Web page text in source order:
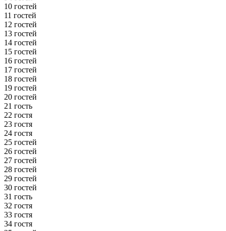
10 гостей
11 гостей
12 гостей
13 гостей
14 гостей
15 гостей
16 гостей
17 гостей
18 гостей
19 гостей
20 гостей
21 гость
22 гостя
23 гостя
24 гостя
25 гостей
26 гостей
27 гостей
28 гостей
29 гостей
30 гостей
31 гость
32 гостя
33 гостя
34 гостя